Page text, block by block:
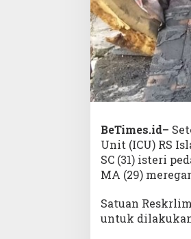
BeTimes.id–
Unit (ICU) RS
SC (31) isteri
MA (29)
Satuan
untuk